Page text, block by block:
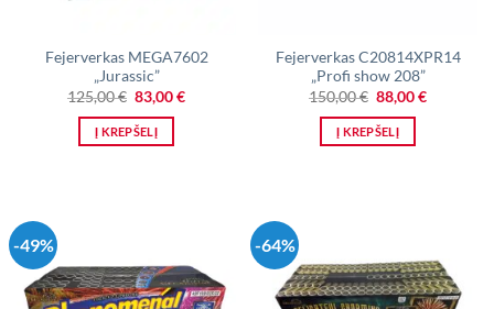
Fejerverkas MEGA7602
„Jurassic”
125,00€ Original
price
was:
125,00 €.
83,00€Current
Į KREPŠELĮ
Fejerverkas C20814XPR14
„Profi show 208”
150,00€ Original
price
was:
150,00 €.
88,00€Current
Į KREPŠELĮ
-49% -64%